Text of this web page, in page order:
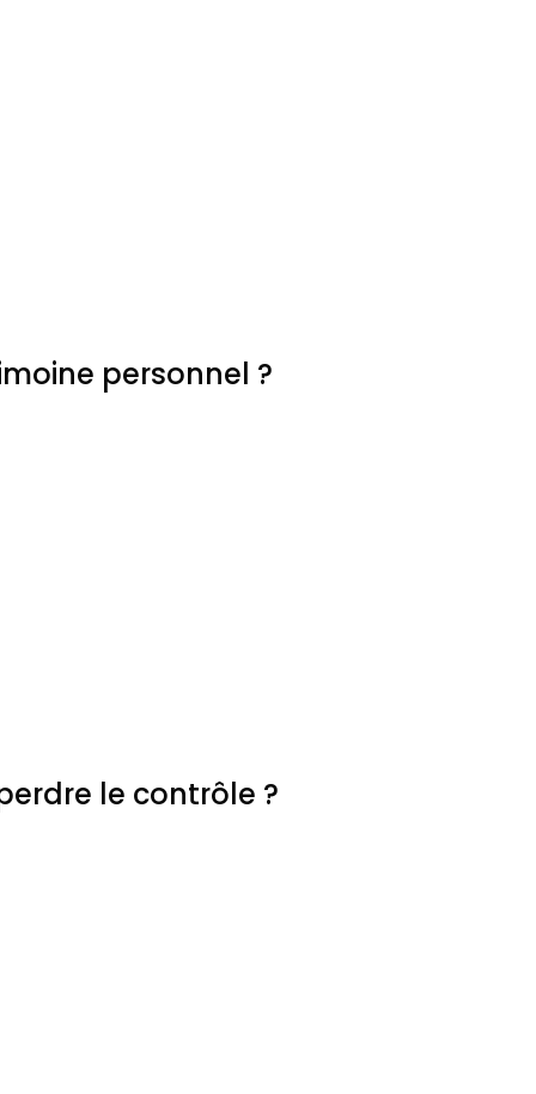
personnel ?
le contrôle ?